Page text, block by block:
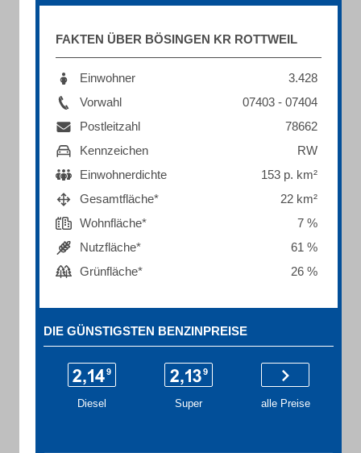
FAKTEN ÜBER BÖSINGEN KR ROTTWEIL
Einwohner
3.428
Vorwahl
07403 - 07404
Postleitzahl
78662
Kennzeichen
RW
Einwohnerdichte
153 p. km²
Gesamtfläche*
22 km²
Wohnfläche*
7 %
Nutzfläche*
61 %
Grünfläche*
26 %
DIE GÜNSTIGSTEN BENZINPREISE
Diesel Super alle Preise